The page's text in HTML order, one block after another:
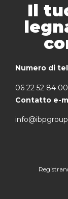
Il
Numero di
06 22 52 84 00
Contatto e-